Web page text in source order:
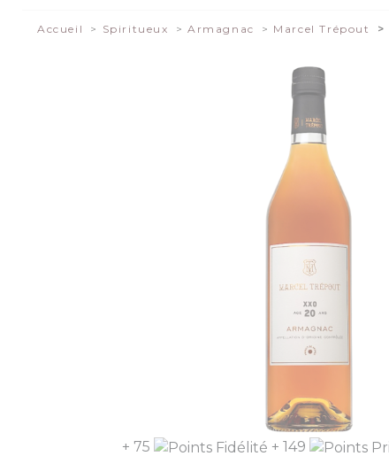
Accueil Spiritueux Armagnac Marcel Trépout
+ 75 + 149